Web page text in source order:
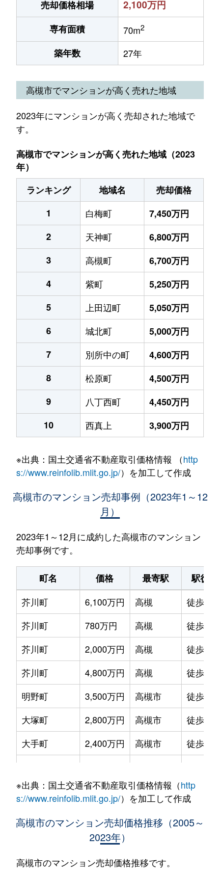
売却価格相場
2,100万円
専有面積 70m2
築年数 27年
高槻市でマンションが高く売れた地域
2023年にマンションが高く売却された地域で
す。
高槻市でマンションが高く売れた地域（2023
年）
ランキング
地域名
売却価格
1
白梅町
7,450万円
2
天神町
6,800万円
3
高槻町
6,700万円
4
紫町
5,250万円
5
上田辺町
5,050万円
6
城北町
5,000万円
7
別所中の町
4,600万円
8
松原町
4,500万円
9
八丁西町
4,450万円
10
西真上 3,900万円
※出典：国土交通省不動産取引価格情報 （http
s://www.reinfolib.mlit.go.jp/）を加工して作成
高槻市のマンション売却事例（2023年1～12
月）
2023年1～12月に成約した高槻市のマンション
売却事例です。
町名 価格 最寄駅
駅徒歩
芥川町
6,100万円 高槻
徒歩2分
芥川町
780万円 高槻
徒歩5分
芥川町
2,000万円 高槻
徒歩1分
芥川町
4,800万円 高槻
徒歩3分
明野町
3,500万円 高槻市
徒歩14
大塚町
2,800万円 高槻市
徒歩45
大手町
2,400万円 高槻市
徒歩6分
大畑町
4,300万円 摂津富田
徒歩3分
2,100万円
大畑町
3,700万円 摂津富田
※出典：国土交通省不動産取引価格情報（http
s://www.reinfolib.mlit.go.jp/）を加工して作成
高槻市のマンション売却価格推移（2005～
2023年）
高槻市のマンション売却価格推移です。